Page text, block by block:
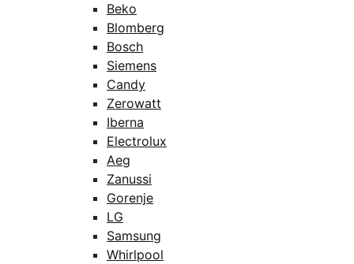
Beko
Blomberg
Bosch
Siemens
Candy
Zerowatt
Iberna
Electrolux
Aeg
Zanussi
Gorenje
LG
Samsung
Whirlpool